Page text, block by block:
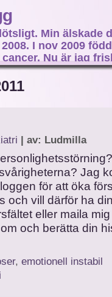
Min älskade
I nov 2009
Nu är jag
| av: Ludmilla
Jag
för att öka
och vill därför ha
eller maila
och berätta din
, emotionell instabil